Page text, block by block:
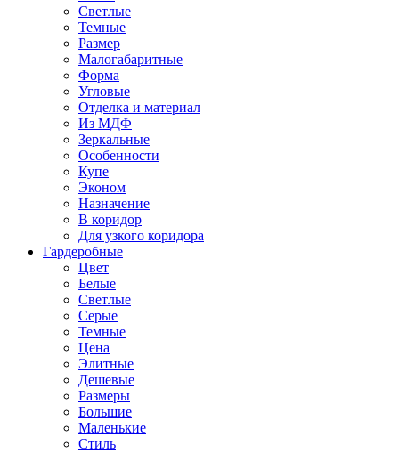
Светлые
Темные
Размер
Малогабаритные
Форма
Угловые
Отделка и материал
Из МДФ
Зеркальные
Особенности
Купе
Эконом
Назначение
В коридор
Для узкого коридора
Гардеробные
Цвет
Белые
Светлые
Серые
Темные
Цена
Элитные
Дешевые
Размеры
Большие
Маленькие
Стиль